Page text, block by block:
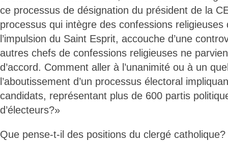
ce processus de désignation du président de la
processus qui intègre des confessions religieuses
l’impulsion du Saint Esprit, accouche d’une
autres chefs de confessions religieuses ne
d’accord. Comment aller à l’unanimité ou à un
l’aboutissement d’un processus électoral
candidats, représentant plus de 600 partis
d’électeurs?»
Que pense-t-il des positions du clergé